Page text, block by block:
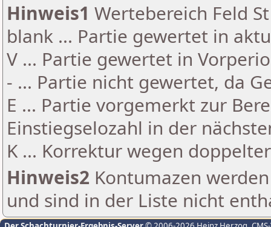
Hinweis1 Wertebereich Feld
blank ... Partie gewertet in
V ... Partie gewertet in
- ... Partie nicht gewertet, da
E ... Partie vorgemerkt zur
Einstiegselozahl in der
K ... Korrektur wegen
Hinweis2 Kontumazen
und sind in der Liste nicht